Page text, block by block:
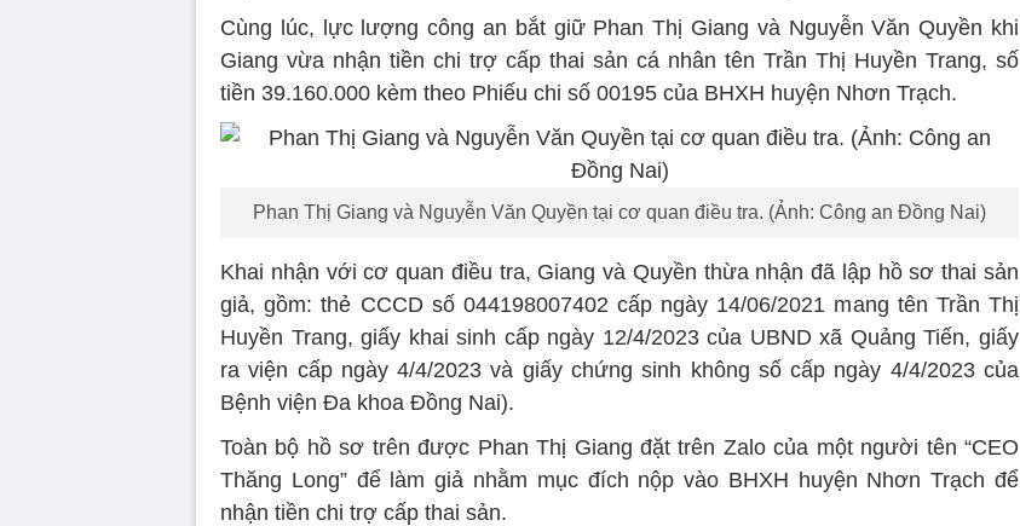
Cùng lúc, lực lượng công an bắt giữ Phan Thị Giang và Nguyễn Văn Quyền khi
Giang vừa nhận tiền chi trợ cấp thai sản cá nhân tên Trần Thị Huyền Trang, số
tiền 39.160.000 kèm theo Phiếu chi số 00195 của BHXH huyện Nhơn Trạch.
Phan Thị Giang và Nguyễn Văn Quyền tại cơ quan điều tra. (Ảnh: Công an Đồng Nai)
Khai nhận với cơ quan điều tra, Giang và Quyền thừa nhận đã lập hồ sơ thai sản
giả, gồm: thẻ CCCD số 044198007402 cấp ngày 14/06/2021 mang tên Trần Thị
Huyền Trang, giấy khai sinh cấp ngày 12/4/2023 của UBND xã Quảng Tiến, giấy
ra viện cấp ngày 4/4/2023 và giấy chứng sinh không số cấp ngày 4/4/2023 của
Bệnh viện Đa khoa Đồng Nai).
Toàn bộ hồ sơ trên được Phan Thị Giang đặt trên Zalo của một người tên “CEO
Thăng Long” để làm giả nhằm mục đích nộp vào BHXH huyện Nhơn Trạch để
nhận tiền chi trợ cấp thai sản.